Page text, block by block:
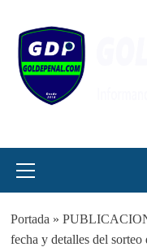
contenido
principal
Portada »
fecha y detalles del